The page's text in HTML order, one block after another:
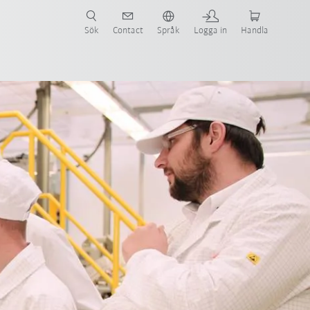
Sök Contact Språk Logga in Handla